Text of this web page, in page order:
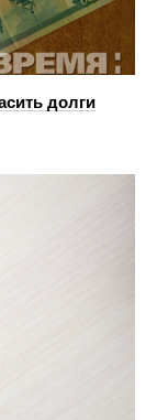
долги